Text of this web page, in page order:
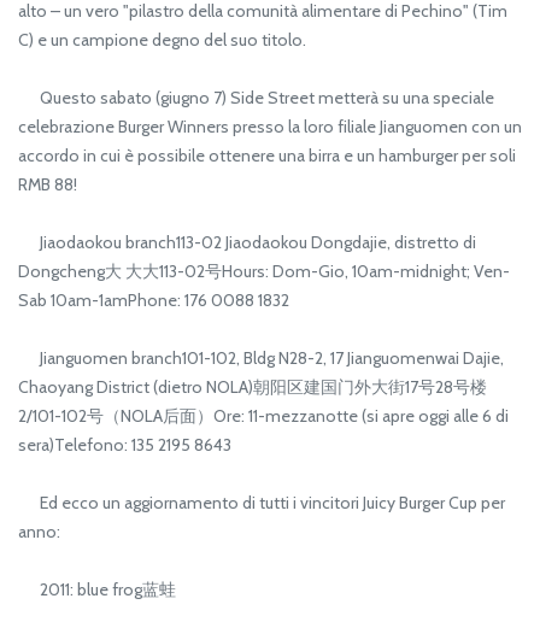
alto – un vero "pilastro della comunità alimentare di Pechino" (Tim
C) e un campione degno del suo titolo.
Questo sabato (giugno 7) Side Street metterà su una speciale
celebrazione Burger Winners presso la loro filiale Jianguomen con un
accordo in cui è possibile ottenere una birra e un hamburger per soli
RMB 88!
Jiaodaokou branch113-02 Jiaodaokou Dongdajie, distretto di
Dongcheng大 大大113-02号Hours: Dom-Gio, 10am-midnight; Ven-
Sab 10am-1amPhone: 176 0088 1832
Jianguomen branch101-102, Bldg N28-2, 17 Jianguomenwai Dajie,
Chaoyang District (dietro NOLA)朝阳区建国门外大街17号28号楼
2/101-102号（NOLA后面）Ore: 11-mezzanotte (si apre oggi alle 6 di
sera)Telefono: 135 2195 8643
Ed ecco un aggiornamento di tutti i vincitori Juicy Burger Cup per
anno:
2011: blue frog蓝蛙